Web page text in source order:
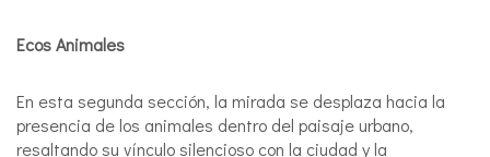
Ecos Animales
En esta segunda sección, la mirada se desplaza hacia la
presencia de los animales dentro del paisaje urbano,
resaltando su vínculo silencioso con la ciudad y la